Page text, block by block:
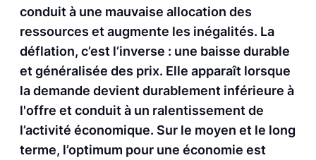
conduit à une mauvaise allocation des
ressources et augmente les inégalités. La
déflation, c’est l’inverse : une baisse durable
et généralisée des prix. Elle apparaît lorsque
la demande devient durablement inférieure à
l'offre et conduit à un ralentissement de
l’activité économique. Sur le moyen et le long
terme, l’optimum pour une économie est